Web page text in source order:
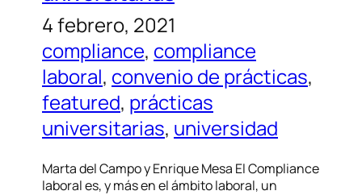
4 febrero, 2021
compliance, compliance
laboral, convenio de prácticas
featured, prácticas
universitarias, universidad
Marta del Campo y Enrique Mesa El Compliance
laboral es, y más en el ámbito laboral, un